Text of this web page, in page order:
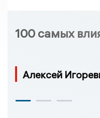
100 самых
Алексей